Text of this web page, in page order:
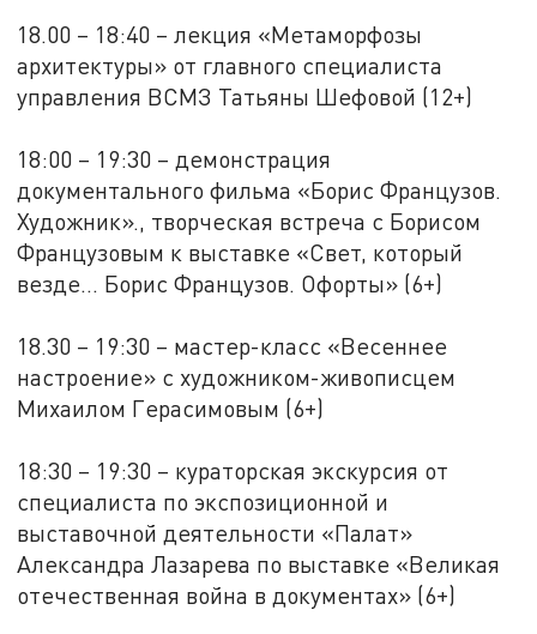
18.00 – 18:40 – лекция «Метаморфозы
архитектуры» от главного специалиста
управления ВСМЗ Татьяны Шефовой (12+)
18:00 – 19:30 – демонстрация
документального фильма «Борис Французов.
Художник»., творческая встреча с Борисом
Французовым к выставке «Свет, который
везде... Борис Французов. Офорты» (6+)
18.30 – 19:30 – мастер-класс «Весеннее
настроение» с художником-живописцем
Михаилом Герасимовым (6+)
18:30 – 19:30 – кураторская экскурсия от
специалиста по экспозиционной и
выставочной деятельности «Палат»
Александра Лазарева по выставке «Великая
отечественная война в документах» (6+)